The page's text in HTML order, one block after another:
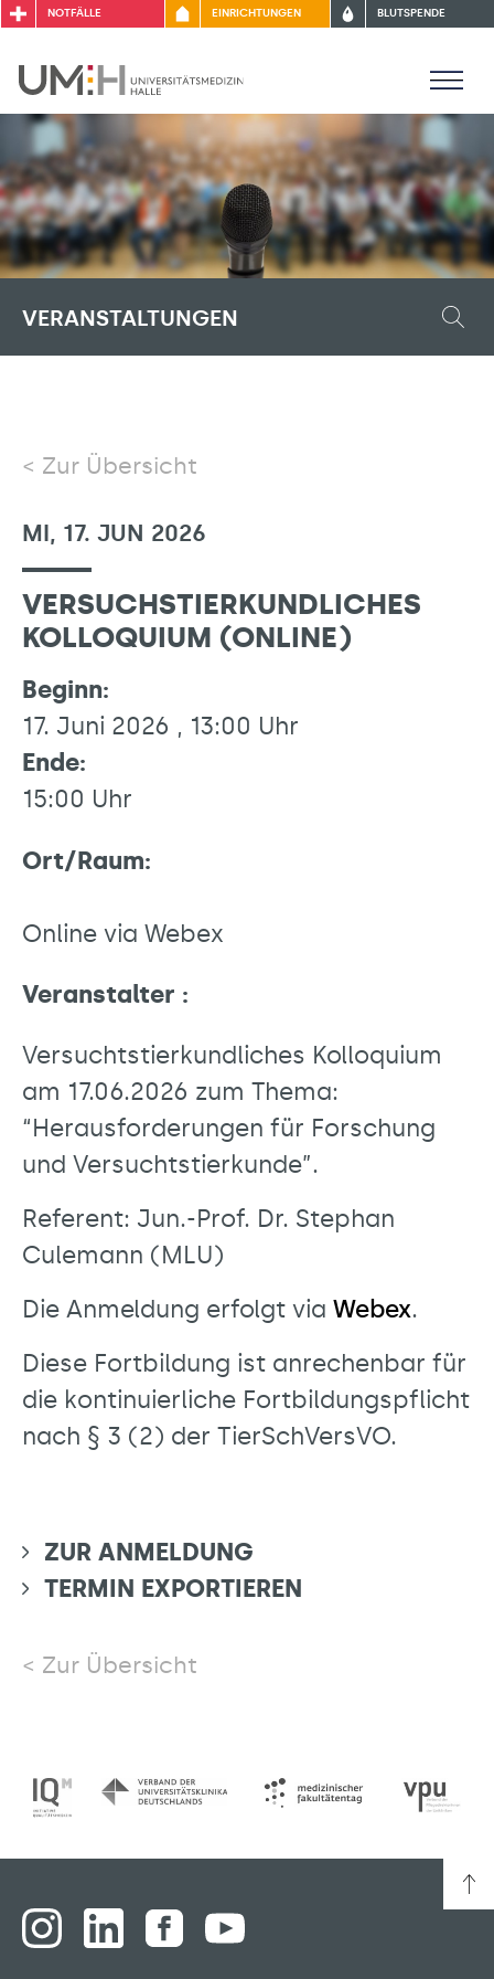
NOTFÄLLE EINRICHTUNGEN BLUTSPENDE
VERANSTALTUNGEN
Zur Übersicht
MI, 17. JUN 2026
VERSUCHSTIERKUNDLICHES
KOLLOQUIUM (ONLINE)
Beginn:
17. Juni 2026 , 13:00 Uhr
Ende:
15:00 Uhr
Ort/Raum:
Online via Webex
Veranstalter :
Versuchtstierkundliches Kolloquium
am 17.06.2026 zum Thema:
“Herausforderungen für Forschung
und Versuchtstierkunde”.
Referent: Jun.-Prof. Dr. Stephan
Culemann (MLU)
Die Anmeldung erfolgt via Webex.
Diese Fortbildung ist anrechenbar für
die kontinuierliche Fortbildungspflicht
nach § 3 (2) der TierSchVersVO.
ZUR ANMELDUNG
TERMIN EXPORTIEREN
Zur Übersicht